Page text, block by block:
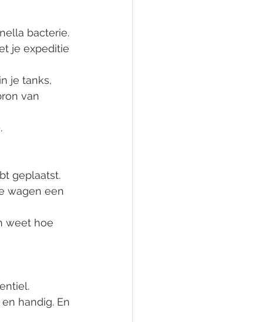
bacterie.
je expeditie
je tanks,
van
geplaatst.
wagen een
weet hoe
handig. En